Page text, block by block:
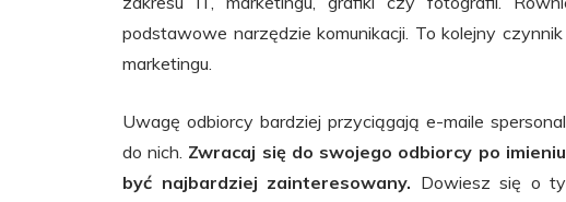
podstawowe narzędzie komunikacji. To kolejny
marketingu.
Uwagę odbiorcy bardziej przyciągają e-maile
do nich. Zwracaj się do swojego odbiorcy po
być najbardziej zainteresowany. Dowiesz się o